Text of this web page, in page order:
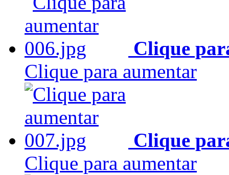
Clique
Clique para aumentar
Clique
Clique para aumentar